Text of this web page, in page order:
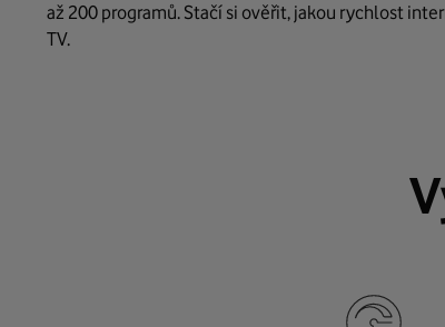
až 200 programů. Stačí si ověřit, jakou rychlost
TV.